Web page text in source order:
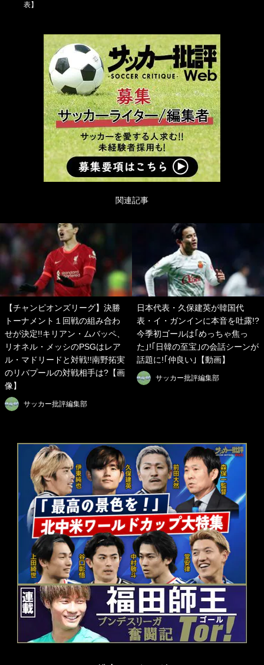
表】
関連記事
【チャンピオンズリーグ】決勝
トーナメント１回戦の組み合わ
せが決定!!キリアン・ムバッペ、
リオネル・メッシのPSGはレア
ル・マドリードと対戦!!南野拓実
のリバプールの対戦相手は?【画
像】
サッカー批評編集部
日本代表・久保建英が韓国代
表・イ・ガンインに本音を吐露!?
今季初ゴールは｢めっちゃ焦っ
た｣!｢日韓の至宝｣の会話シーンが
話題に!｢仲良い｣【動画】
サッカー批評編集部